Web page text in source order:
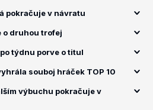
pokračuje v návratu
o druhou trofej
týdnu porve o titul
souboj hráček TOP 10
výbuchu pokračuje v